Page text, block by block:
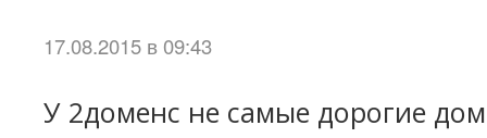
17.08.2015 в 09:43
У 2доменс не самые дорогие